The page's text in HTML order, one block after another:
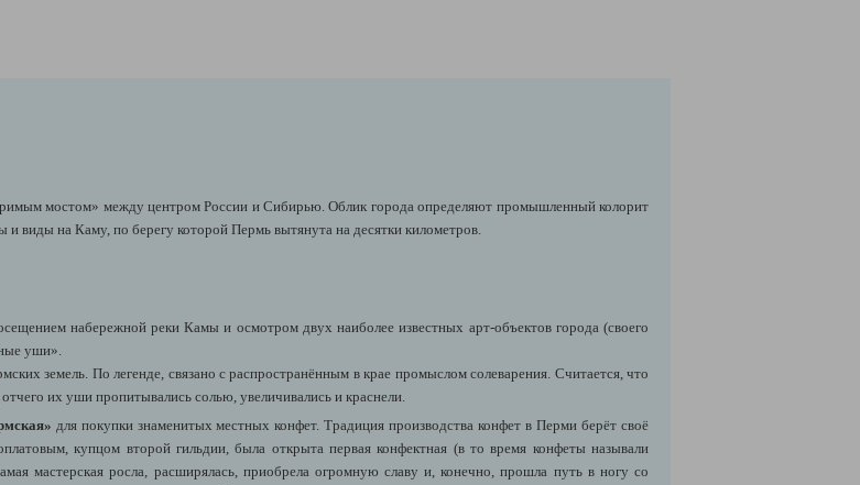
мостом» между центром России и Сибирью. Облик города определяют промышленный колорит
виды на Каму, по берегу которой Пермь вытянута на десятки километров.
набережной реки Камы и осмотром двух наиболее известных арт-объектов города (своего
уши».
земель. По легенде, связано с распространённым в крае промыслом солеварения. Считается, что
их уши пропитывались солью, увеличивались и краснели.
для покупки знаменитых местных конфет. Традиция производства конфет в Перми берёт своё
купцом второй гильдии, была открыта первая конфектная (в то время конфеты называли
мастерская росла, расширялась, приобрела огромную славу и, конечно, прошла путь в ногу со